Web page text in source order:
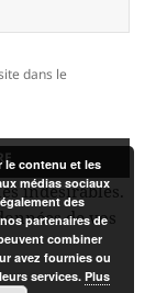
dans le
indésirables.
de vos
le contenu et les
médias sociaux
des
partenaires de
combiner
avez fournies ou
services. Plus